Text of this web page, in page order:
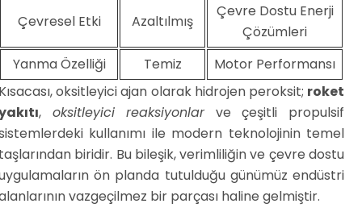
Çevresel Etki Azaltılmış
Çevre Dostu Enerji
Çözümleri
Yanma Özelliği
Temiz
Motor Performansı
oksitleyici ajan olarak hidrojen peroksit; roket
, oksitleyici reaksiyonlarve çeşitli propulsif
kullanımı ile modern teknolojinin temel
biridir. Bu bileşik, verimliliğin ve çevre dostu
ön planda tutulduğu günümüz endüstri
vazgeçilmez bir parçası haline gelmiştir.